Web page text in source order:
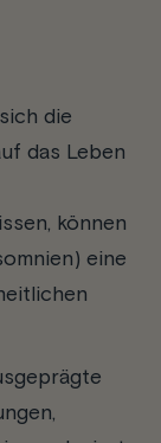
die
das Leben
können
eine